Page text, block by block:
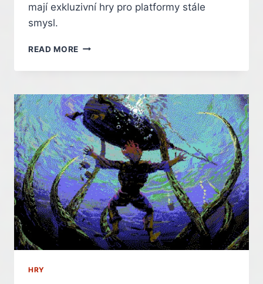
mají exkluzivní hry pro platformy stále
smysl.
READ MORE EXKLUZIVITY
PRO
STÁLE
KLÍČOVÉ,
TVRDÍ
SHAWN
LAYDEN
HRY